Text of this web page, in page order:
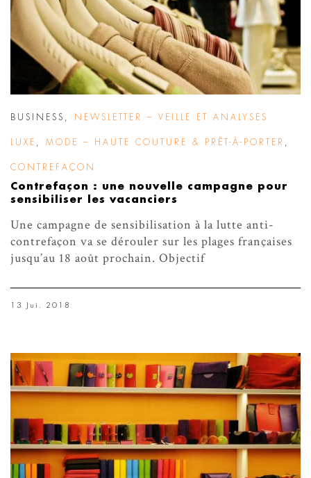
BUSINESS NEWSLETTER – VEILLE ET ANALYSES
LUXE MODE – HAUTE COUTURE & PRÊT-À-PORTER
CONTREFAÇON
Contrefaçon : une nouvelle campagne pour
sensibiliser les vacanciers
Une campagne de sensibilisation à la lutte anti-
contrefaçon va se dérouler sur les plages françaises
jusqu’au 18 août prochain. Objectif
13 Jui. 2018